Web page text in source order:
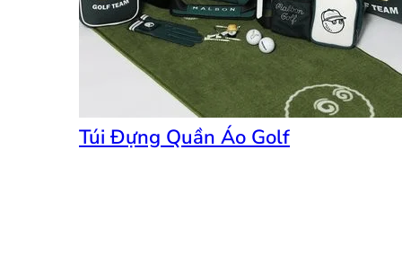
Túi Đựng Quần Áo Golf